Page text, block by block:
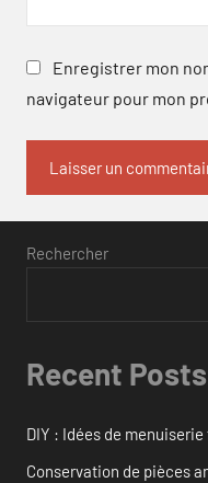
Enregistrer mon
navigateur pour mon
Rechercher
Recent Posts
DIY : Idées de
Conservation de pièces